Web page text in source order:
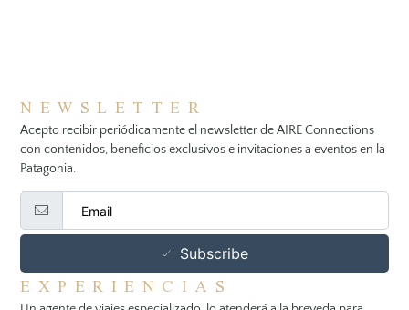
NEWSLETTER
Acepto recibir periódicamente el newsletter de AIRE Connections
con contenidos, beneficios exclusivos e invitaciones a eventos en la
Patagonia.
Subscribe
EXPERIENCIAS